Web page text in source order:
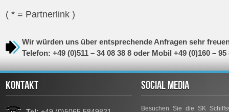
( * = Partnerlink )
Wir würden uns über entsprechende Anfragen sehr
Telefon: +49 (0)511 – 34 08 38 8 oder Mobil +49 (0)160 – 95
KONTAKT SOCIAL MEDIA
Besuchen Sie die SK